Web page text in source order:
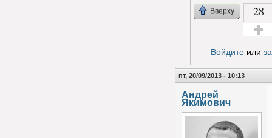
Вверху 28
Войдитеили
пт, 20/09/2013 - 10:13
Андрей
Якимович